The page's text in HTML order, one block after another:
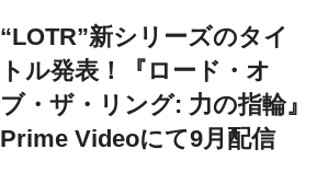
“LOTR”新シリーズのタイ
トル発表！『ロード・オ
ブ・ザ・リング: 力の指輪』
Prime Videoにて9月配信